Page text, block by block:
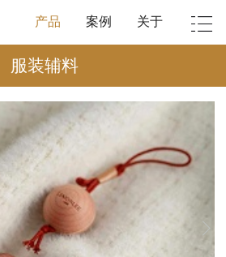
产品 案例 关于
服装辅料